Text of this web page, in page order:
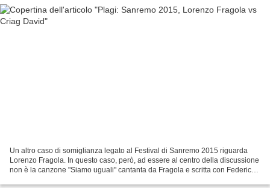
Un altro caso di somiglianza legato al Festival di Sanremo 2015 riguarda
Lorenzo Fragola. In questo caso, però, ad essere al centro della discussione
non è la canzone "Siamo uguali" cantanta da Fragola e scritta con Federico